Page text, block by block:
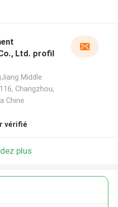
Ltd. profil
Middle
Changzhou,
Chine
vérifié
plus